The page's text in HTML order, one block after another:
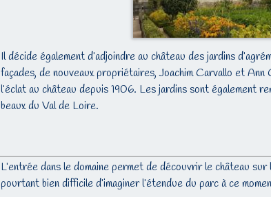
Il décide également d’adjoindre au château des jardins
façades, de nouveaux propriétaires, Joachim Carvallo et
l’éclat au château depuis 1906. Les jardins sont également
beaux du Val de Loire.
L’entrée dans le domaine permet de découvrir le château
pourtant bien difficile d’imaginer l’étendue du parc à ce